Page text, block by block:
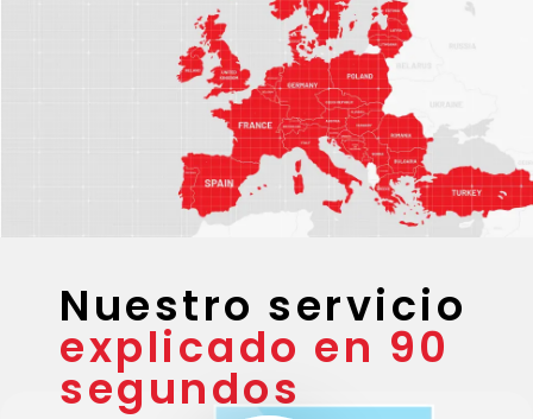
Nuestro servicio
explicado en 90
segundos